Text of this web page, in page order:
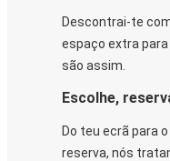
Descontrai-te
espaço extra
são assim.
Escolhe,
Do teu ecrã para
reserva, nós